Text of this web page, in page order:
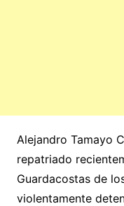
Alejandro Tamayo
repatriado
Guardacostas de
violentamente